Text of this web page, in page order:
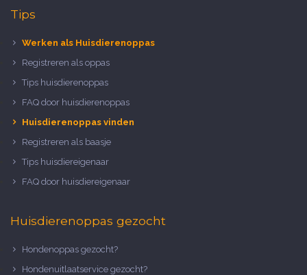
Tips
Werken als Huisdierenoppas
Registreren als oppas
Tips huisdierenoppas
FAQ door huisdierenoppas
Huisdierenoppas vinden
Registreren als baasje
Tips huisdiereigenaar
FAQ door huisdiereigenaar
Huisdierenoppas gezocht
Hondenoppas gezocht?
Hondenuitlaatservice gezocht?